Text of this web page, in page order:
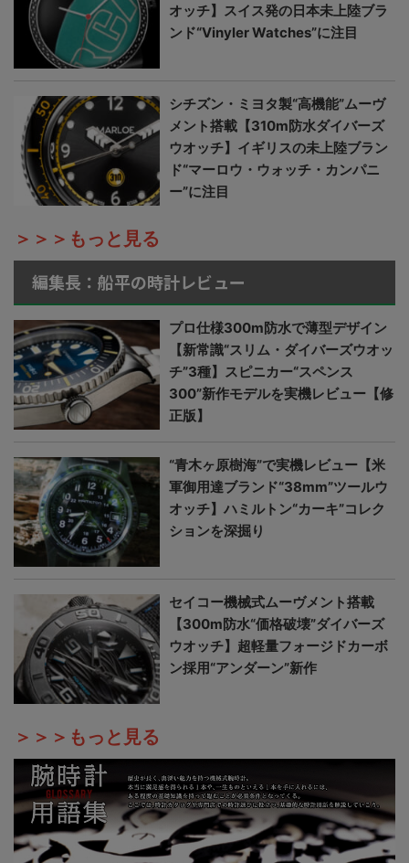
オッチ】スイス発の日本未上陸ブラ
ンド“Vinyler Watches”に注目
シチズン・ミヨタ製“高機能”ムーヴ
メント搭載【310m防水ダイバーズ
ウオッチ】イギリスの未上陸ブラン
ド“マーロウ・ウォッチ・カンパニ
ー”に注目
＞＞＞もっと見る
編集長：船平の時計レビュー
プロ仕様300m防水で薄型デザイン
【新常識“スリム・ダイバーズウオッ
チ”3種】スピニカー“スペンス
300”新作モデルを実機レビュー【修
正版】
“青木ヶ原樹海”で実機レビュー【米
軍御用達ブランド“38mm”ツールウ
オッチ】ハミルトン“カーキ”コレク
ションを深掘り
セイコー機械式ムーヴメント搭載
【300m防水“価格破壊”ダイバーズ
ウオッチ】超軽量フォージドカーボ
ン採用“アンダーン”新作
＞＞＞もっと見る